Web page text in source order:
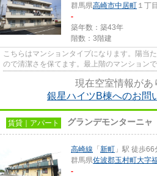
群馬県高崎市中居町 １丁
-
築年数：築43年
階数：3階建
こちらはマンションタイプになります。陽当
ので清潔さを保てます。最上階のマンション
現在空室情報があ
銀星ハイツB棟へのお問
賃貸｜アパート グランデモンターニャ
高崎線 「 新町 」駅 徒歩66
群馬県佐波郡玉村町大字
-